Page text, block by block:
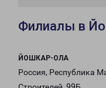
Филиалы в
ЙОШКАР-ОЛА
Россия, Республика